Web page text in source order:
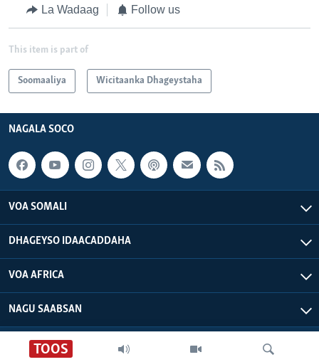
TOOS
La Wadaag Follow us
This item is part of
Soomaaliya Wicitaanka Dhageystaha
NAGALA SOCO
VOA SOMALI
DHAGEYSO IDAACADDAHA
VOA AFRICA
NAGU SAABSAN
VOA - Xuquuqdu way dhowran tahay